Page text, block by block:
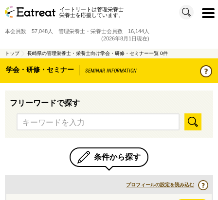
イートリートは管理栄養士
栄養士を応援しています。
t
o
i
a
i
o
本会員数 57,048人 管理栄養士・栄養士会員数 16,144人
(2026年8月1日現在)
トップ 長崎県の管理栄養士・栄養士向け学会・研修・セミナー一覧 0件
学会・研修・セミナー SEMINAR INFORMATION
フリーワードで探す
条件から探す
プロフィールの設定を読み込む